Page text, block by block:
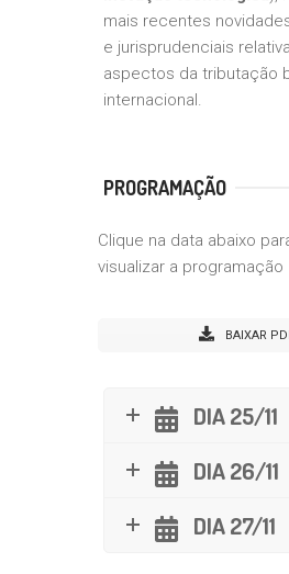
mais recentes
e jurisprudenciais
aspectos da tributação
internacional.
PROGRAMAÇÃO
Clique na data abaixo
visualizar a programação
BAIXAR
DIA 25/11
DIA 26/11
DIA 27/11